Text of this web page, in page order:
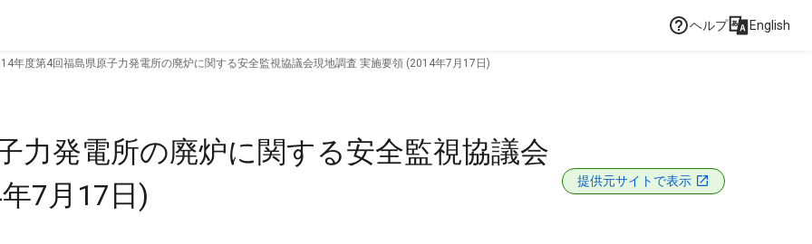
ヘルプ English
年度第4回福島県原子力発電所の廃炉に関する安全監視協議会現地調査 実施要領 (2014年7月17日)
力発電所の廃炉に関する安全監視協議会
7月17日)
提供元サイトで表示